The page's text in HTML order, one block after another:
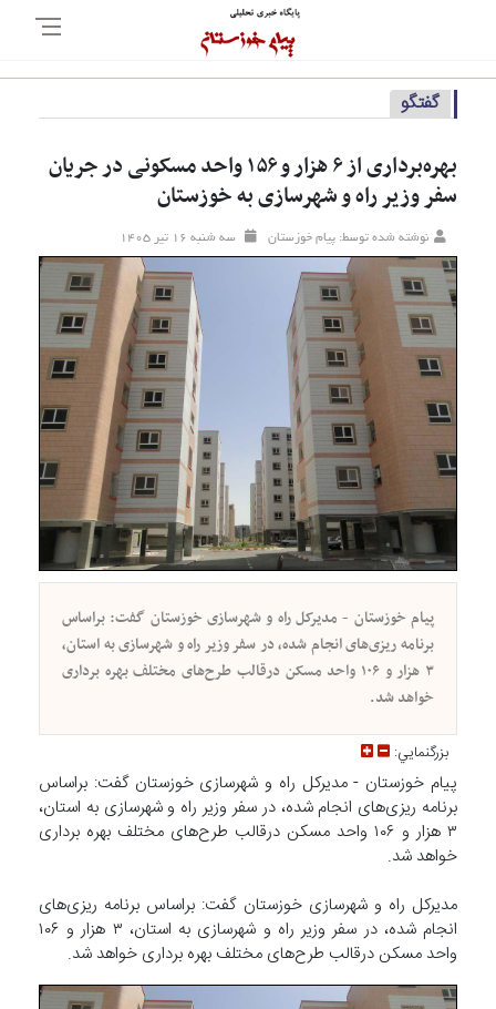
گفتگو
بهره‌برداری از ۶ هزار و ۱۵۶ واحد مسکونی در جریان
سفر وزیر راه و شهرسازی به خوزستان
نوشته شده توسط: پیام خوزستان سه شنبه ۱۶ تير ۱۴۰۵
پیام خوزستان - مدیرکل راه و شهرسازی خوزستان گفت: براساس
برنامه ریزی‌های انجام شده، در سفر وزیر راه و شهرسازی به استان،
۳ هزار و ۱۰۶ واحد مسکن درقالب طرح‌های مختلف بهره برداری
خواهد شد.
بزرگنمايي:
پیام خوزستان - مدیرکل راه و شهرسازی خوزستان گفت: براساس
برنامه ریزی‌های انجام شده، در سفر وزیر راه و شهرسازی به استان،
۳ هزار و ۱۰۶ واحد مسکن درقالب طرح‌های مختلف بهره برداری
خواهد شد.
مدیرکل راه و شهرسازی خوزستان گفت: براساس برنامه ریزی‌های
انجام شده، در سفر وزیر راه و شهرسازی به استان، ۳ هزار و ۱۰۶
واحد مسکن درقالب طرح‌های مختلف بهره برداری خواهد شد.